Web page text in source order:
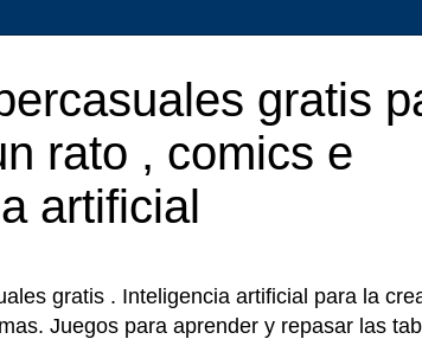
gratis
rato , comics e
artificial
gratis . Inteligencia artificial para la
Juegos para aprender y repasar las